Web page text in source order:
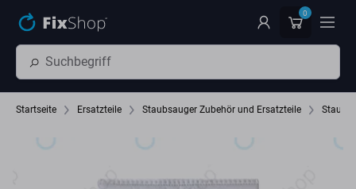
0
Startseite Ersatzteile Staubsauger Zubehör und Ersatzteile